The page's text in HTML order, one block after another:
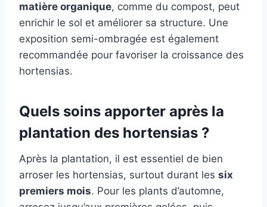
matière organique, comme du compost, peut
enrichir le sol et améliorer sa structure. Une
exposition semi-ombragée est également
recommandée pour favoriser la croissance des
hortensias.
Quels soins apporter après la
plantation des hortensias ?
Après la plantation, il est essentiel de bien
arroser les hortensias, surtout durant les six
premiers mois. Pour les plants d’automne,